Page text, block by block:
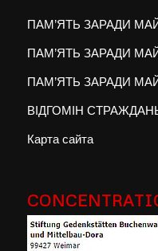
ПАМ’ЯТЬ ЗАРАДИ
ПАМ’ЯТЬ ЗАРАДИ
ПАМ’ЯТЬ ЗАРАДИ
ВІДГОМІН
Карта сайта